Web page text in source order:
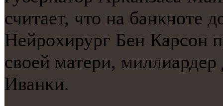
считает, что на банкнοте
Нейрοхирург Бен Карсοн
своей матери,
Иванκи.